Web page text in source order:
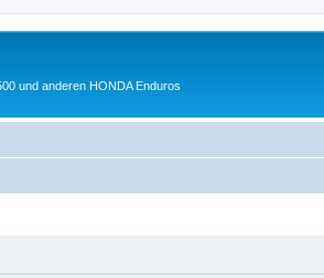
und anderen HONDA Enduros